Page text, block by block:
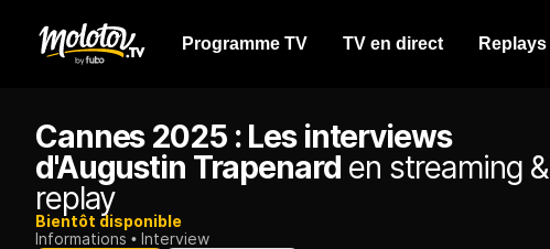
Programme TV TV en direct Replays
Cannes 2025 : Les interviews
d'Augustin Trapenard en streaming &
replay
Bientôt disponible
Informations
Interview